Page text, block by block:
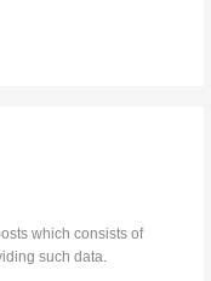
which consists of
such data.